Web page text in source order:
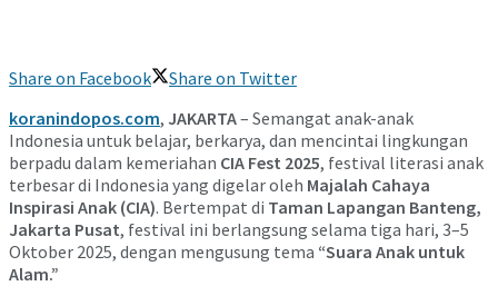
Share on Facebook
Share on Twitter
koranindopos.com, JAKARTA– Semangat anak-anak
Indonesia untuk belajar, berkarya, dan mencintai lingkungan
berpadu dalam kemeriahan CIA Fest 2025, festival literasi anak
terbesar di Indonesia yang digelar oleh Majalah Cahaya
Inspirasi Anak (CIA). Bertempat di Taman Lapangan Banteng,
Jakarta Pusat, festival ini berlangsung selama tiga hari, 3–5
Oktober 2025, dengan mengusung tema “Suara Anak untuk
Alam.”